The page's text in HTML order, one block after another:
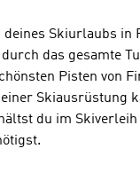
Skiurlaubs in
das gesamte
Pisten von
Skiausrüstung
du im